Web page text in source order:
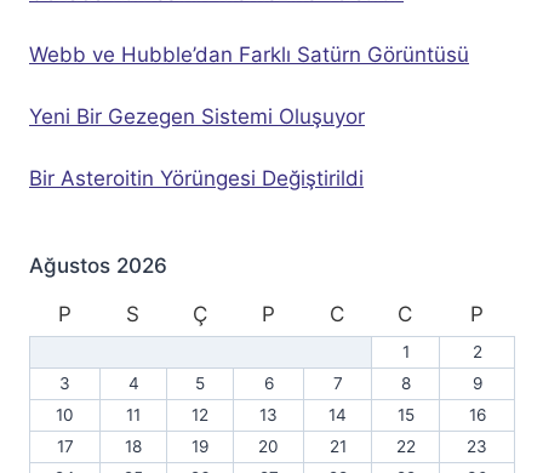
Webb ve Hubble’dan Farklı Satürn Görüntüsü
Yeni Bir Gezegen Sistemi Oluşuyor
Bir Asteroitin Yörüngesi Değiştirildi
Ağustos 2026
P
S Ç P C C P
1
2
3
4 5 6 7 8
9
10
11 12 13 14 15
16
17
18 19 20 21 22
23